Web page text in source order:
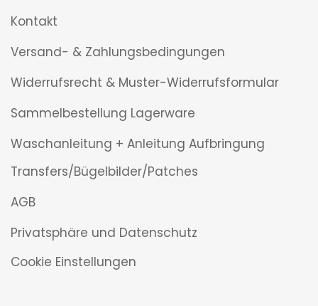
Kontakt
Versand- & Zahlungsbedingungen
Widerrufsrecht & Muster-Widerrufsformular
Sammelbestellung Lagerware
Waschanleitung + Anleitung Aufbringung
Transfers/Bügelbilder/Patches
AGB
Privatsphäre und Datenschutz
Cookie Einstellungen